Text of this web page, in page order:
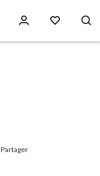
Partager